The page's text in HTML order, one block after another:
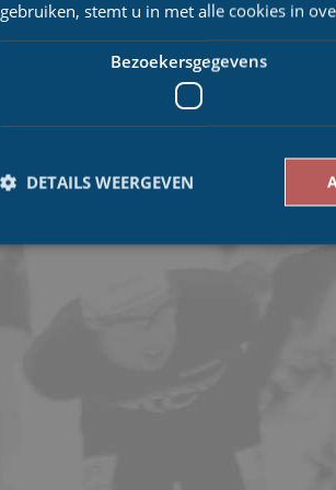
gebruiken, stemt u in met alle cookies in
Bezoekersgegevens
DETAILS WEERGEVEN